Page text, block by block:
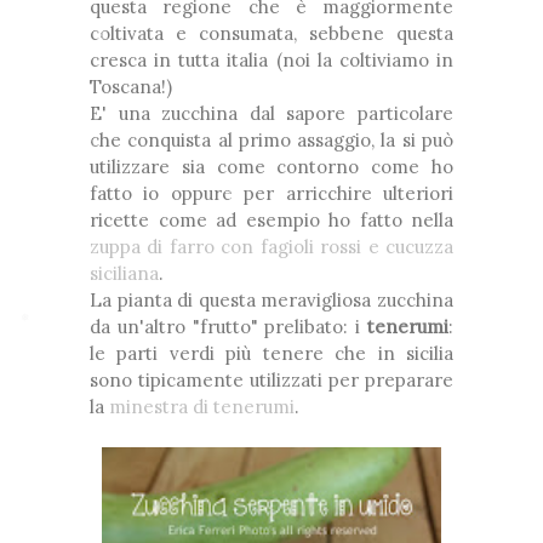
questa regione che è maggiormente
coltivata e consumata, sebbene questa
cresca in tutta italia (noi la coltiviamo in
Toscana!)
E' una zucchina dal sapore particolare
che conquista al primo assaggio, la si può
utilizzare sia come contorno come ho
fatto io oppure per arricchire ulteriori
ricette come ad esempio ho fatto nella
zuppa di farro con fagioli rossi e cucuzza
siciliana.
La pianta di questa meravigliosa zucchina
da un'altro "frutto" prelibato: i tenerumi:
le parti verdi più tenere che in sicilia
sono tipicamente utilizzati per preparare
la minestra di tenerumi.
❅
❅
❅
*
❅
❅
❆
❅
❆